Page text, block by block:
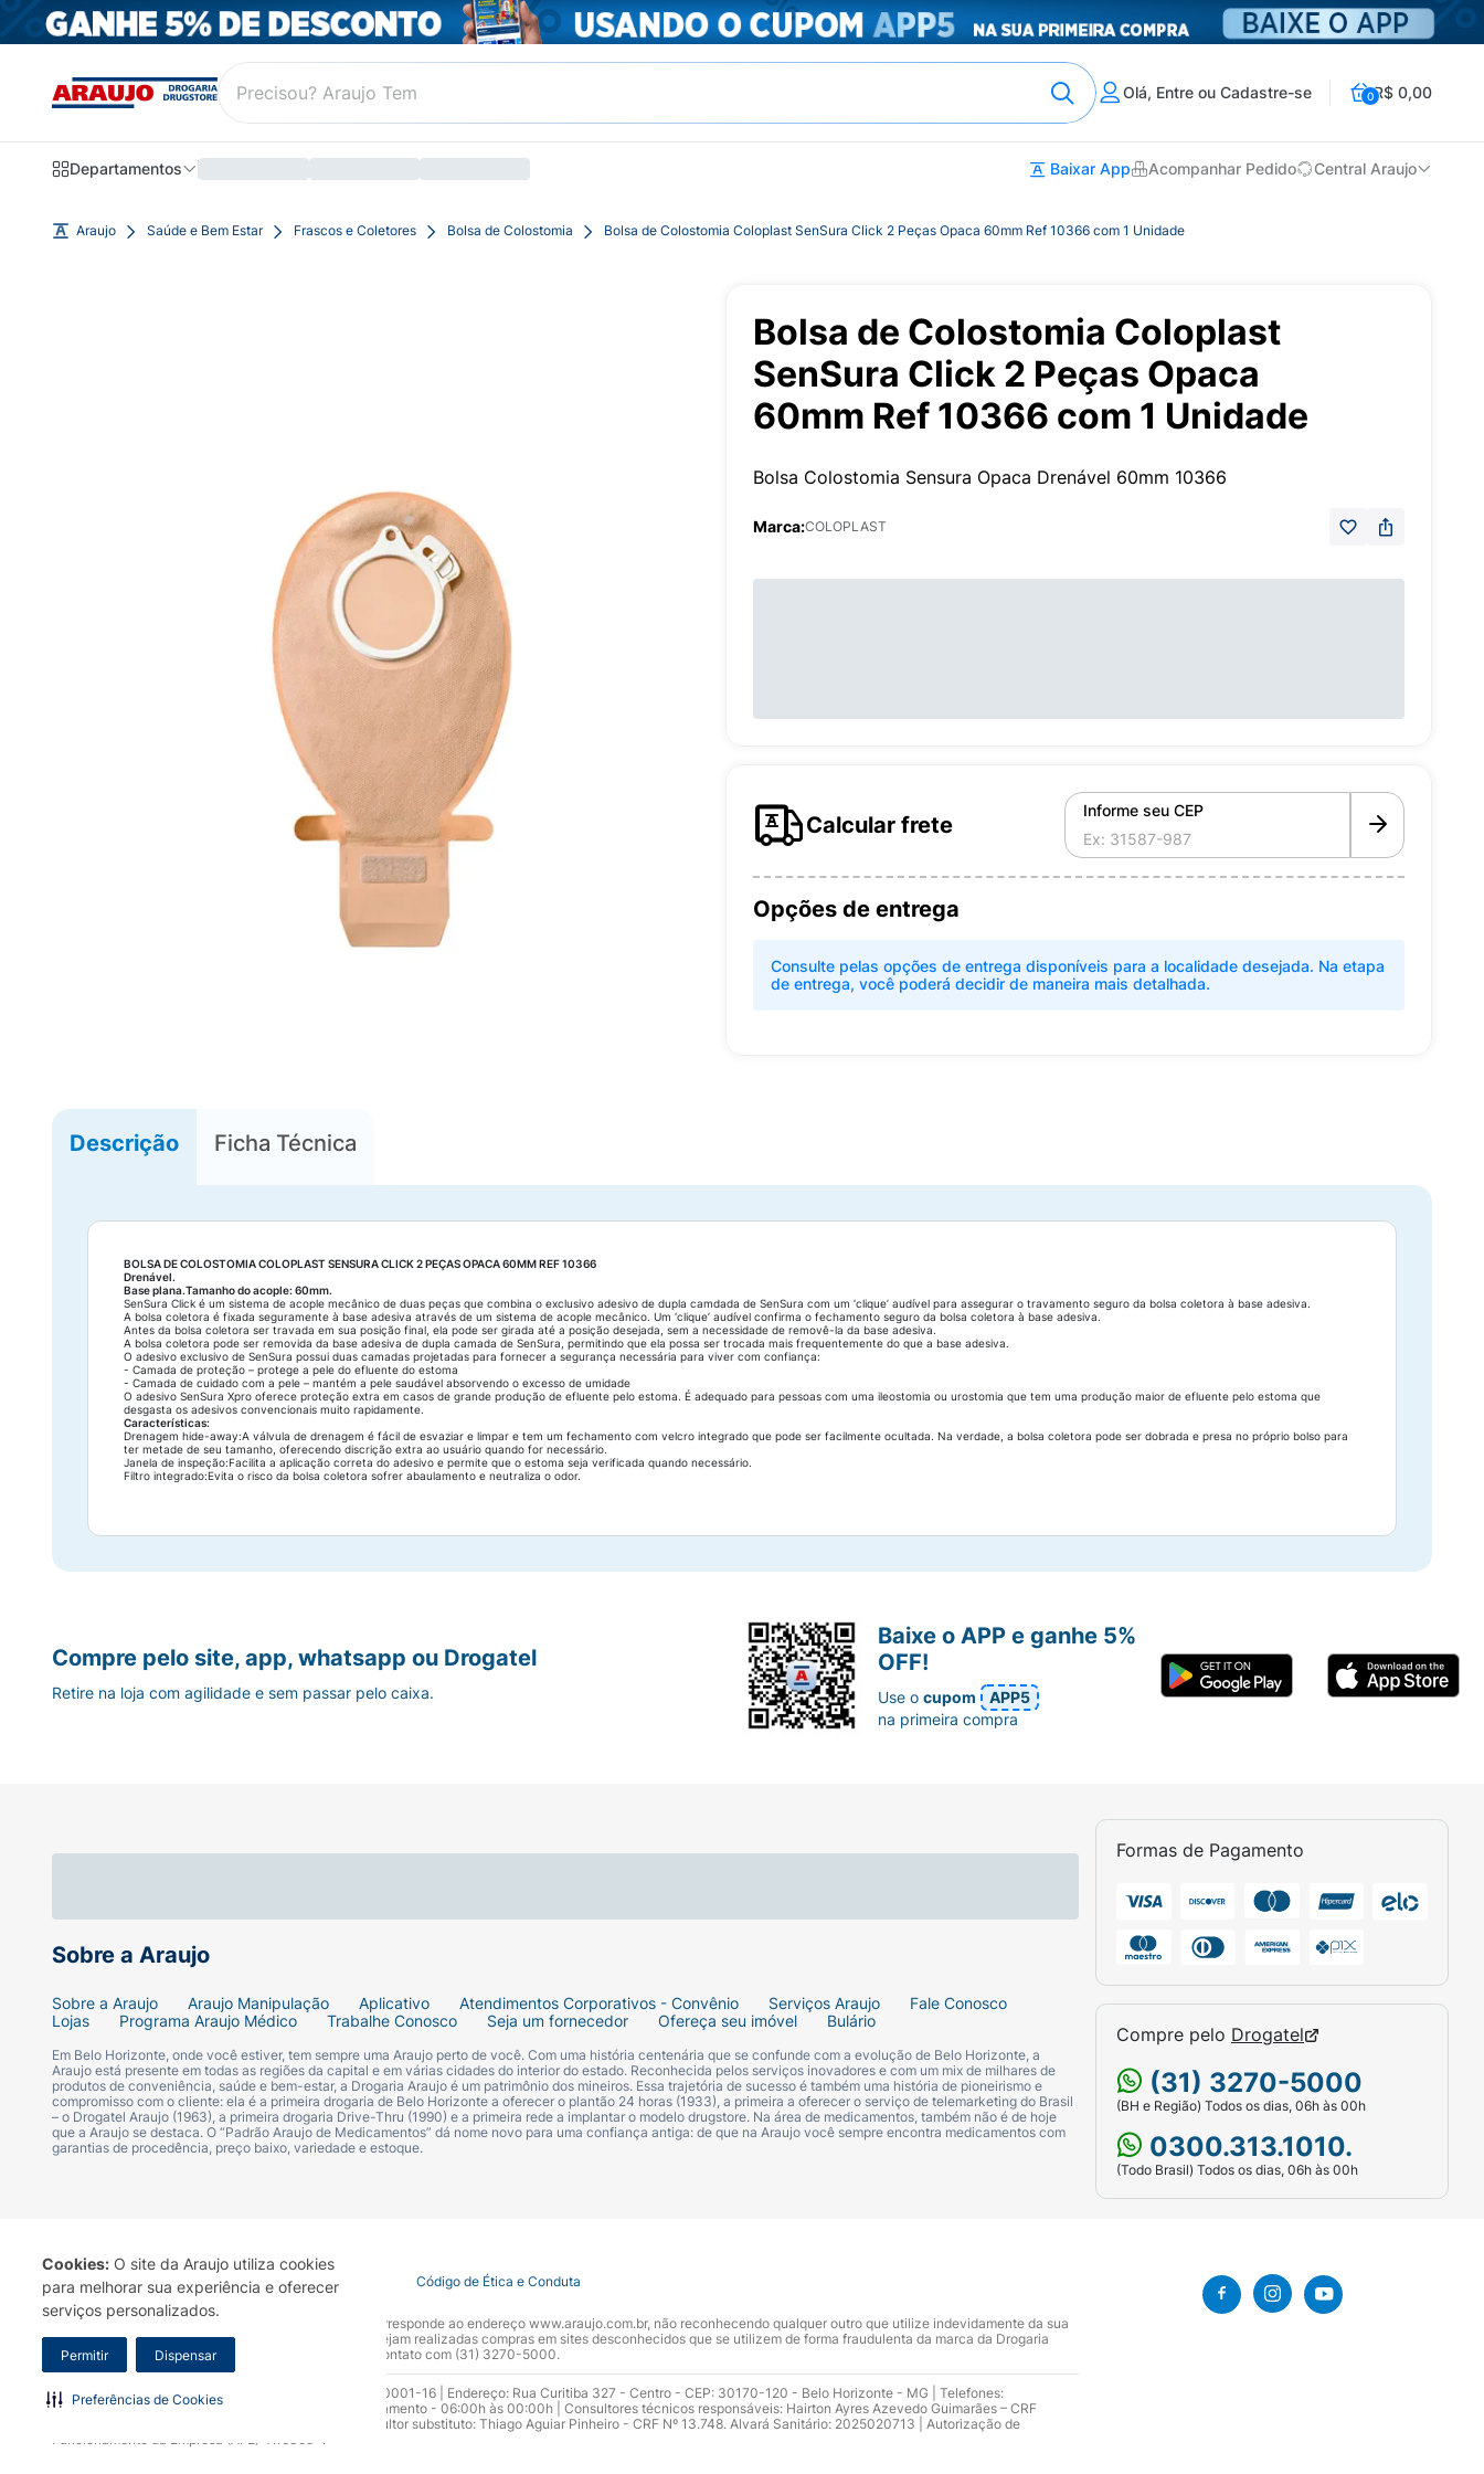
Cookies: O site da Araujo utiliza cookies
para melhorar sua experiência e oferecer
serviços personalizados.
Permitir Dispensar
Preferências de Cookies
Olá, Entre ou Cadastre-se 0R$ 0,00
Departamentos Baixar App Acompanhar Pedido Central Araujo
Araujo Saúde e Bem Estar Frascos e Coletores Bolsa de Colostomia Bolsa de Colostomia Coloplast SenSura Click 2 Peças Opaca 60mm Ref 10366 com 1 Unidade
Bolsa de Colostomia Coloplast
SenSura Click 2 Peças Opaca
60mm Ref 10366 com 1 Unidade
Bolsa Colostomia Sensura Opaca Drenável 60mm 10366
Marca:COLOPLAST
Calcular frete
Informe seu CEP
Opções de entrega
Consulte pelas opções de entrega disponíveis para a localidade desejada. Na etapa
de entrega, você poderá decidir de maneira mais detalhada.
Descrição Ficha Técnica
BOLSA DE COLOSTOMIA COLOPLAST SENSURA CLICK 2 PEÇAS OPACA 60MM REF 10366
Drenável.
Base plana.Tamanho do acople: 60mm.
SenSura Click é um sistema de acople mecânico de duas peças que combina o exclusivo adesivo de dupla camdada de SenSura com um ‘clique’ audível para assegurar o travamento seguro da bolsa coletora à base adesiva.
A bolsa coletora é fixada seguramente à base adesiva através de um sistema de acople mecânico. Um ‘clique’ audível confirma o fechamento seguro da bolsa coletora à base adesiva.
Antes da bolsa coletora ser travada em sua posição final, ela pode ser girada até a posição desejada, sem a necessidade de removê-la da base adesiva.
A bolsa coletora pode ser removida da base adesiva de dupla camada de SenSura, permitindo que ela possa ser trocada mais frequentemente do que a base adesiva.
O adesivo exclusivo de SenSura possui duas camadas projetadas para fornecer a segurança necessária para viver com confiança:
- Camada de proteção – protege a pele do efluente do estoma
- Camada de cuidado com a pele – mantém a pele saudável absorvendo o excesso de umidade
O adesivo SenSura Xpro oferece proteção extra em casos de grande produção de efluente pelo estoma. É adequado para pessoas com uma ileostomia ou urostomia que tem uma produção maior de efluente pelo estoma que
desgasta os adesivos convencionais muito rapidamente.
Características:
Drenagem hide-away:A válvula de drenagem é fácil de esvaziar e limpar e tem um fechamento com velcro integrado que pode ser facilmente ocultada. Na verdade, a bolsa coletora pode ser dobrada e presa no próprio bolso para
ter metade de seu tamanho, oferecendo discrição extra ao usuário quando for necessário.
Janela de inspeção:Facilita a aplicação correta do adesivo e permite que o estoma seja verificada quando necessário.
Filtro integrado:Evita o risco da bolsa coletora sofrer abaulamento e neutraliza o odor.
Sobre a Araujo
Sobre a Araujo Araujo Manipulação Aplicativo Atendimentos Corporativos - Convênio Serviços Araujo
Fale Conosco
Lojas
Programa Araujo Médico Trabalhe Conosco Seja um fornecedor Ofereça seu imóvel Bulário
Em Belo Horizonte, onde você estiver, tem sempre uma Araujo perto de você. Com uma história centenária que se confunde com a evolução de Belo Horizonte, a
Araujo está presente em todas as regiões da capital e em várias cidades do interior do estado. Reconhecida pelos serviços inovadores e com um mix de milhares de
produtos de conveniência, saúde e bem-estar, a Drogaria Araujo é um patrimônio dos mineiros. Essa trajetória de sucesso é também uma história de pioneirismo e
compromisso com o cliente: ela é a primeira drogaria de Belo Horizonte a oferecer o plantão 24 horas (1933), a primeira a oferecer o serviço de telemarketing do Brasil
– o Drogatel Araujo (1963), a primeira drogaria Drive-Thru (1990) e a primeira rede a implantar o modelo drugstore. Na área de medicamentos, também não é de hoje
que a Araujo se destaca. O “Padrão Araujo de Medicamentos” dá nome novo para uma confiança antiga: de que na Araujo você sempre encontra medicamentos com
garantias de procedência, preço baixo, variedade e estoque.
Formas de Pagamento
Compre pelo Drogatel
(31) 3270-5000
(BH e Região) Todos os dias, 06h às 00h
0300.313.1010.
(Todo Brasil) Todos os dias, 06h às 00h
Compre pelo site, app, whatsapp ou Drogatel
Retire na loja com agilidade e sem passar pelo caixa.
Baixe o APP e ganhe 5%
OFF!
Use ocupom
APP5
na primeira compra
Termo de Uso Portal da Privacidade Covid-19 Código de Ética e Conduta
A Drogaria Araujo S/A informa que o seu site oficial corresponde ao endereço www.araujo.com.br, não reconhecendo qualquer outro que utilize indevidamente da sua
marca. Para sua segurança recomendamos que não sejam realizadas compras em sites desconhecidos que se utilizem de forma fraudulenta da marca da Drogaria
Araujo S.A. Em caso de dúvidas, gentileza entrar em contato com (31) 3270-5000.
Razão Social: Drogaria Araujo S.A | CNPJ: 17.256.512.0001-16 | Endereço: Rua Curitiba 327 - Centro - CEP: 30170-120 - Belo Horizonte - MG | Telefones:
0300.313.1010 e (31) 3270-5000 Horário de funcionamento - 06:00h às 00:00h | Consultores técnicos responsáveis: Hairton Ayres Azevedo Guimarães – CRF
10.965 | Yasmin Silva Alvarenga – CRF 52.584 - Consultor substituto: Thiago Aguiar Pinheiro - CRF Nº 13.748. Alvará Sanitário: 2025020713 | Autorização de
Funcionamento da Empresa (AFE): 7.16355-1